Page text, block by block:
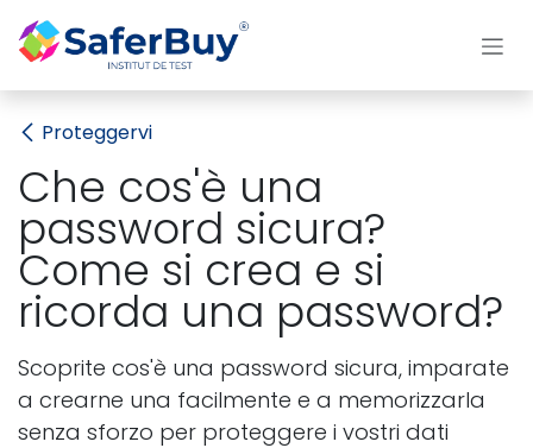
Proteggervi
Che cos'è una
password sicura?
Come si crea e si
ricorda una password?
Scoprite cos'è una password sicura, imparate
a crearne una facilmente e a memorizzarla
senza sforzo per proteggere i vostri dati